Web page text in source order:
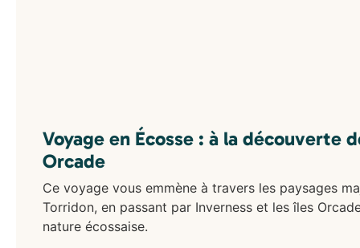
Voyage en Écosse : à la découverte
Orcade
Ce voyage vous emmène à travers les paysages
Torridon, en passant par Inverness et les îles
nature écossaise.